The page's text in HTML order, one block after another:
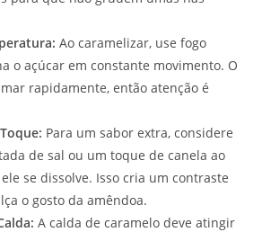
Ao caramelizar, use fogo
o açúcar em constante movimento. O
rapidamente, então atenção é
Para um sabor extra, considere
de sal ou um toque de canela ao
se dissolve. Isso cria um contraste
o gosto da amêndoa.
A calda de caramelo deve atingir